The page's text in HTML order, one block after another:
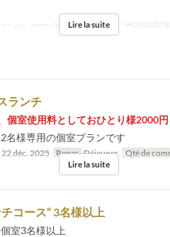
déc. 2025 Repas Déjeuner Catégorie de
Lire la suite
ランチ
個室使用料としておひとり様2000円
名様専用の個室プランです
déc. 2025 Repas Déjeuner Qté de
Lire la suite
コース“ 3名様以上
室3名様以上